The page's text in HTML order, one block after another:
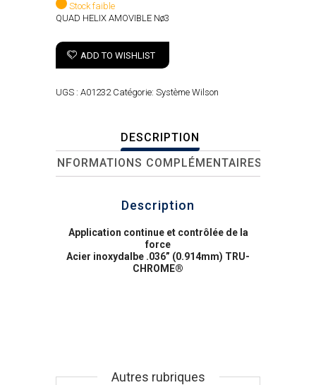
Stock faible
QUAD HELIX AMOVIBLE Nø3
ADD TO WISHLIST
UGS : A01232 Catégorie: Système Wilson
DESCRIPTION
INFORMATIONS COMPLÉMENTAIRES
Description
Application continue et contrôlée de la
force
Acier inoxydalbe .036” (0.914mm) TRU-
CHROME®
Autres rubriques